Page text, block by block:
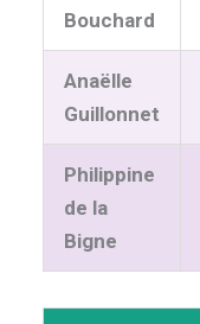
Bouchard
Anaëlle
Guillonnet
Philippine
de la
Bigne